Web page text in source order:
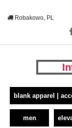
Robakowo, PL
blank apparel |
men